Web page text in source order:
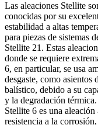
Las aleaciones Stellite
conocidas por su
estabilidad a altas
para piezas de sistemas
Stellite 21 . Estas
donde se requiere
6, en particular, se usa
desgaste, como asientos
balístico, debido a su
y la degradación térmica.
Stellite 6 es una
resistencia a la